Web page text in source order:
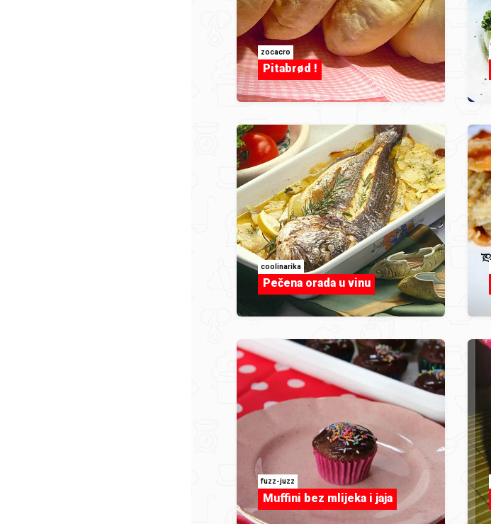
zocacro
Pitabrød !
coolinarika
Pečena orada u vinu
fuzz-juzz
Muffini bez mlijeka i jaja